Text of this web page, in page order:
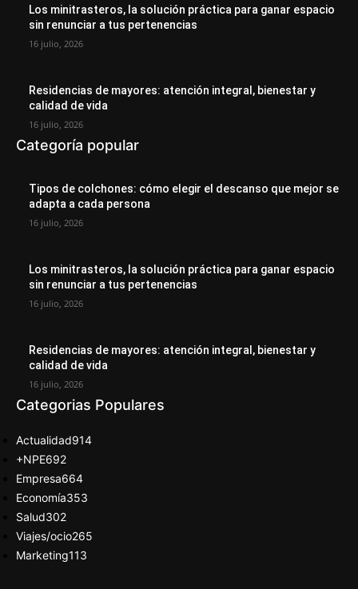
Los minitrasteros, la solución práctica para ganar espacio
sin renunciar a tus pertenencias
16 julio, 2026
Residencias de mayores: atención integral, bienestar y
calidad de vida
16 julio, 2026
Categoría popular
Tipos de colchones: cómo elegir el descanso que mejor se
adapta a cada persona
16 julio, 2026
Los minitrasteros, la solución práctica para ganar espacio
sin renunciar a tus pertenencias
16 julio, 2026
Residencias de mayores: atención integral, bienestar y
calidad de vida
16 julio, 2026
Categorias Populares
Actualidad914
+NPE692
Empresa664
Economía353
Salud302
Viajes/ocio265
Marketing113